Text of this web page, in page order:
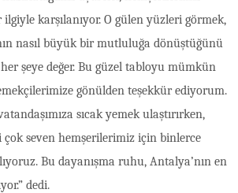
karşılanıyor. O gülen yüzleri görmek,
nasıl büyük bir mutluluğa dönüştüğünü
şeye değer. Bu güzel tabloyu mümkün
gönülden teşekkür ediyorum.
sıcak yemek ulaştırırken,
seven hemşerilerimiz için binlerce
Bu dayanışma ruhu, Antalya’nın en
dedi.